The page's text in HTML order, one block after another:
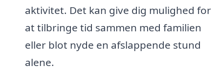
aktivitet. Det kan give dig mulighed for
at tilbringe tid sammen med familien
eller blot nyde en afslappende stund
alene.